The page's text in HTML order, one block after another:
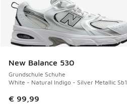
New Balance 530
Grundschule Schuhe
White - Natural Indigo - Silver Metallic Sb1
€ 99,99